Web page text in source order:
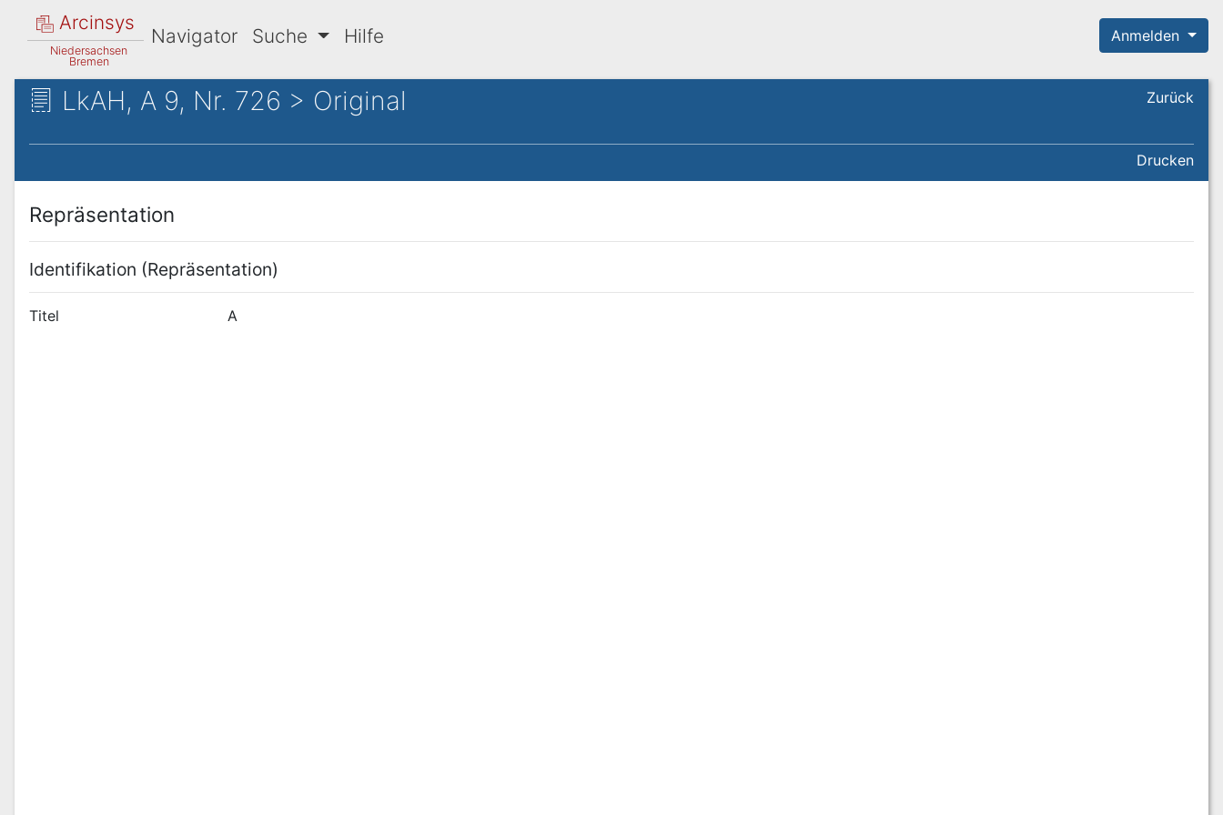
Arcinsys
Niedersachsen
Bremen
Navigator Suche Hilfe Anmelden
LkAH, A 9, Nr. 726 > Original Zurück
Drucken
Repräsentation
Identifikation (Repräsentation)
Titel A